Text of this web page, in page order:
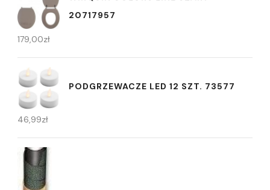
20717957
179,00zł
PODGRZEWACZE LED 12 SZT. 73577
46,99zł